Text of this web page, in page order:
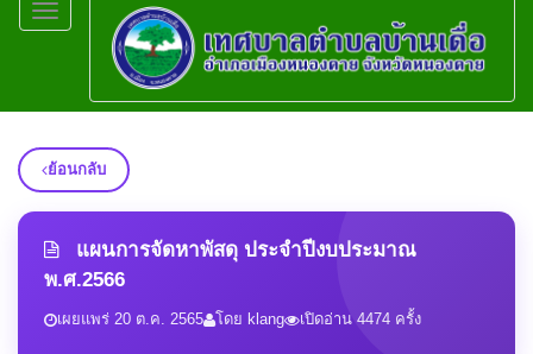
Toggle
navigation
ย้อนกลับ
แผนการจัดหาพัสดุ ประจำปีงบประมาณ
พ.ศ.2566
เผยแพร่ 20 ต.ค. 2565 โดย klang เปิดอ่าน 4474 ครั้ง